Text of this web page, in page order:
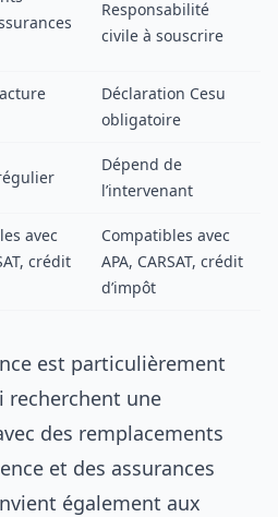
Responsabilité
civile à souscrire
Déclaration Cesu
obligatoire
Dépend de
l’intervenant
avec
crédit
Compatibles avec
APA, CARSAT, crédit
d’impôt
est particulièrement
recherchent une
des remplacements
et des assurances
également aux